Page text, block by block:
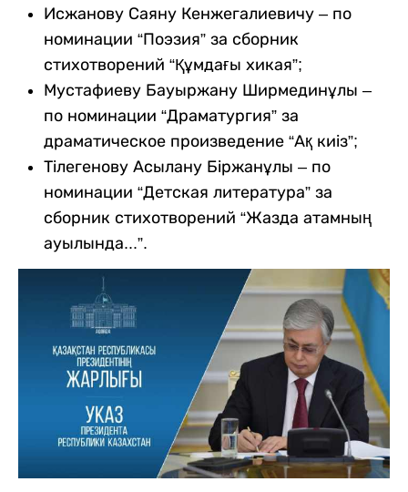
Исжанову Саяну Кенжегалиевичу – по
номинации “Поэзия” за сборник
стихотворений “Құмдағы хикая”;
Мустафиеву Бауыржану Ширмединұлы –
по номинации “Драматургия” за
драматическое произведение “Ақ киіз”;
Тілегенову Асылану Біржанұлы – по
номинации “Детская литература” за
сборник стихотворений “Жазда атамның
ауылында...”.